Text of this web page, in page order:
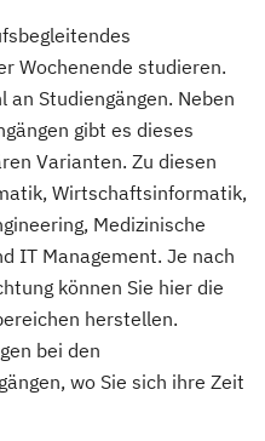
Marketing
Maschinenbau
(DE/EN)
Medizintechnik
New Work
Human Resource
-technologie
Abendstudium
Fächer
Medizintechnik
und -
Zertifizierung
Wochenende studieren.
Studiengängen. Neben
gibt es dieses
Varianten. Zu diesen
Wirtschaftsinformatik,
Medizinische
IT Management. Je nach
können Sie hier die
herstellen.
bei den
wo Sie sich ihre Zeit